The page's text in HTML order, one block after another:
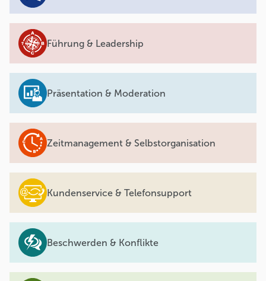
Führung & Leadership
Präsentation & Moderation
Zeitmanagement & Selbstorganisation
Kundenservice & Telefonsupport
Beschwerden & Konflikte